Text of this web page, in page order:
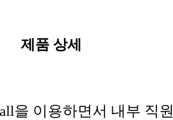
제품 상세
을 이용하면서 내부 직